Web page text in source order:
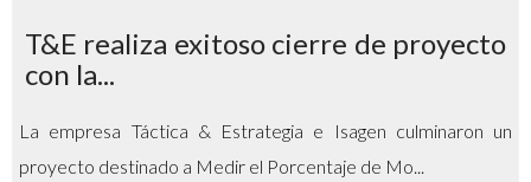
T&E realiza exitoso cierre de proyecto
con la...
La empresa Táctica & Estrategia e Isagen culminaron un
proyecto destinado a Medir el Porcentaje de Mo...